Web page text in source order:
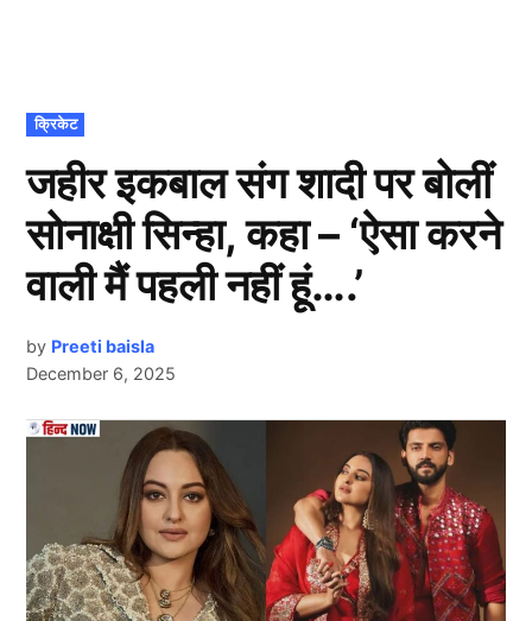
POSTED
IN
क्रिकेट
जहीर इकबाल संग शादी पर बोलीं
सोनाक्षी सिन्हा, कहा – ‘ऐसा करने
वाली मैं पहली नहीं हूं….’
by Preeti baisla
December 6, 2025